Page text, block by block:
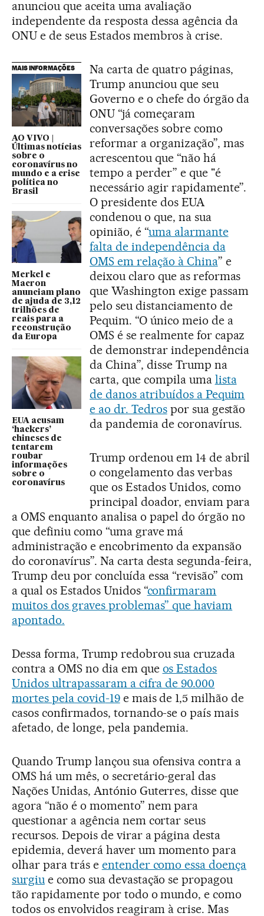
anunciou que aceita uma avaliação
independente da resposta dessa agência da
ONU e de seus Estados membros à crise.
MAIS INFORMAÇÕES
AO VIVO |
Últimas notícias
sobre o
coronavírus no
mundo e a crise
política no
Brasil
Merkel e
Macron
anunciam plano
de ajuda de 3,12
trilhões de
reais para a
reconstrução
da Europa
EUA acusam
‘hackers’
chineses de
tentarem
roubar
informações
sobre o
coronavírus
Na carta de quatro páginas,
Trump anunciou que seu
Governo e o chefe do órgão da
ONU “já começaram
conversações sobre como
reformar a organização”, mas
acrescentou que “não há
tempo a perder” e que "é
necessário agir rapidamente”.
O presidente dos EUA
condenou o que, na sua
opinião, é “uma alarmante
falta de independência da
OMS em relação à China” e
deixou claro que as reformas
que Washington exige passam
pelo seu distanciamento de
Pequim. “O único meio de a
OMS é se realmente for capaz
de demonstrar independência
da China”, disse Trump na
carta, que compila uma lista
de danos atribuídos a Pequim
e ao dr. Tedrospor sua gestão
da pandemia de coronavírus.
Trump ordenou em 14 de abril
o congelamento das verbas
que os Estados Unidos, como
principal doador, enviam para
a OMS enquanto analisa o papel do órgão no
que definiu como “uma grave má
administração e encobrimento da expansão
do coronavírus”. Na carta desta segunda-feira,
Trump deu por concluída essa “revisão” com
a qual os Estados Unidos “confirmaram
muitos dos graves problemas” que haviam
apontado.
Dessa forma, Trump redobrou sua cruzada
contra a OMS no dia em que os Estados
Unidos ultrapassaram a cifra de 90.000
mortes pela covid-19e mais de 1,5 milhão de
casos confirmados, tornando-se o país mais
afetado, de longe, pela pandemia.
Quando Trump lançou sua ofensiva contra a
OMS há um mês, o secretário-geral das
Nações Unidas, António Guterres, disse que
agora “não é o momento” nem para
questionar a agência nem cortar seus
recursos. Depois de virar a página desta
epidemia, deverá haver um momento para
olhar para trás e entender como essa doença
surgiue como sua devastação se propagou
tão rapidamente por todo o mundo, e como
todos os envolvidos reagiram à crise. Mas